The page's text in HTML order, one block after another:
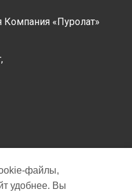
«Пуролат»
удобнее. Вы